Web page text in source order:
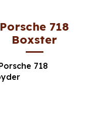
Porsche 718
Boxster